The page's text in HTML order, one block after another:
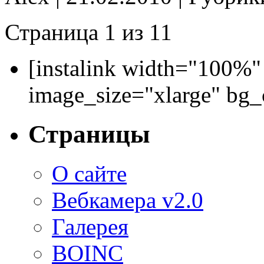
около
Марково
(февраль
Страница 1 из 11
[instalink
image_size="xlarge"
Страницы
О сайте
Вебкамера v2.0
Галерея
BOINC